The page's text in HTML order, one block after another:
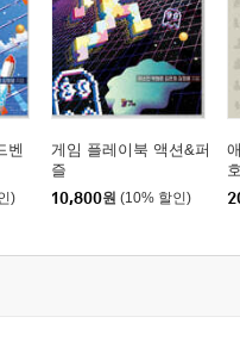
탈주 ─ 〈세상밖으로〉와 〈
벤
)
게임 플레이북 액션&퍼
즐
10,800원 (10% 할인)